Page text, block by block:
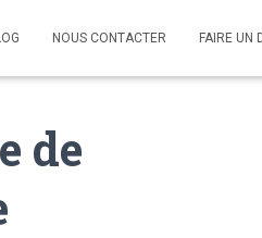
NOUS CONTACTER FAIRE UN
de